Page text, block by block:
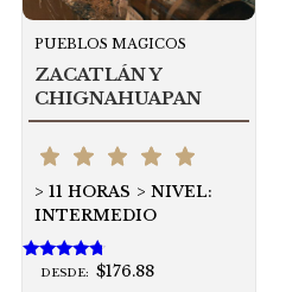
PUEBLOS MAGICOS
ZACATLÁN Y
CHIGNAHUAPAN
11 HORAS
NIVEL:
INTERMEDIO
Valorado
DESDE: $176.88